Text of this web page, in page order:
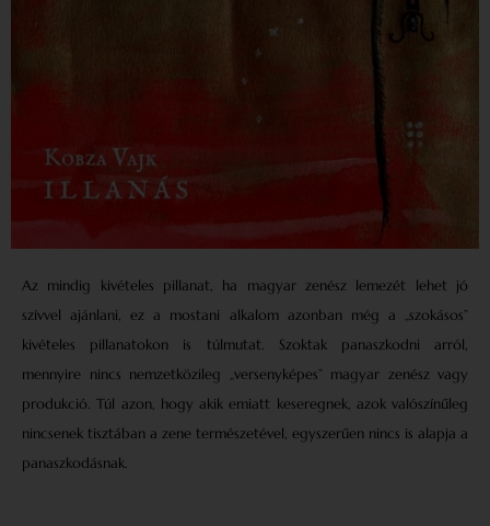
Az mindig kivételes pillanat, ha magyar zenész lemezét lehet jó
szívvel ajánlani, ez a mostani alkalom azonban még a „szokásos”
kivételes pillanatokon is túlmutat. Szoktak panaszkodni arról,
mennyire nincs nemzetközileg „versenyképes” magyar zenész vagy
produkció. Túl azon, hogy akik emiatt keseregnek, azok valószínűleg
nincsenek tisztában a zene természetével, egyszerűen nincs is alapja a
panaszkodásnak.